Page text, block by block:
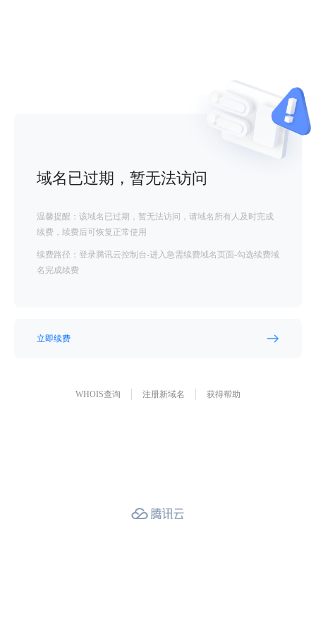
域名已过期，暂无法访问
温馨提醒：该域名已过期，暂无法访问，请域名所有人及时完成
续费，续费后可恢复正常使用
续费路径：登录腾讯云控制台-进入急需续费域名页面-勾选续费域
名完成续费
立即续费
WHOIS查询 注册新域名 获得帮助